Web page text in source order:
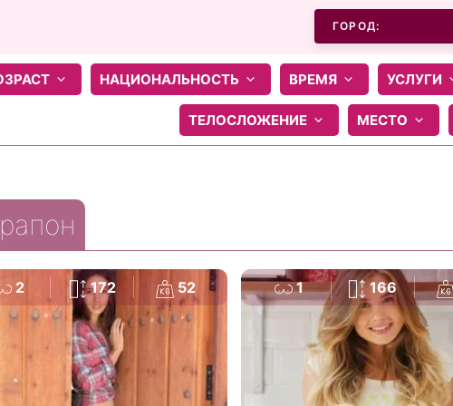
ГОРОД:
НАЦИОНАЛЬНОСТЬ ВРЕМЯ УСЛУГИ
ТЕЛОСЛОЖЕНИЕ МЕСТО
2 172 52 1 166